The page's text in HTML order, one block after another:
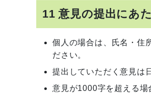
11 意見の提出にあ
個人の場合は、氏名・住
ださい。
提出していただく意見は
意見が1000字を超える場